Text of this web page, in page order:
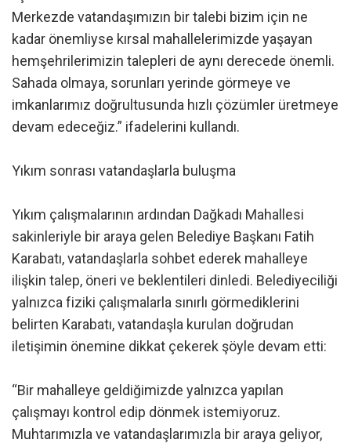
Merkezde vatandaşımızın bir talebi bizim için ne
kadar önemliyse kırsal mahallelerimizde yaşayan
hemşehrilerimizin talepleri de aynı derecede önemli.
Sahada olmaya, sorunları yerinde görmeye ve
imkanlarımız doğrultusunda hızlı çözümler üretmeye
devam edeceğiz.” ifadelerini kullandı.
Yıkım sonrası vatandaşlarla buluşma
Yıkım çalışmalarının ardından Dağkadı Mahallesi
sakinleriyle bir araya gelen Belediye Başkanı Fatih
Karabatı, vatandaşlarla sohbet ederek mahalleye
ilişkin talep, öneri ve beklentileri dinledi. Belediyeciliği
yalnızca fiziki çalışmalarla sınırlı görmediklerini
belirten Karabatı, vatandaşla kurulan doğrudan
iletişimin önemine dikkat çekerek şöyle devam etti:
“Bir mahalleye geldiğimizde yalnızca yapılan
çalışmayı kontrol edip dönmek istemiyoruz.
Muhtarımızla ve vatandaşlarımızla bir araya geliyor,